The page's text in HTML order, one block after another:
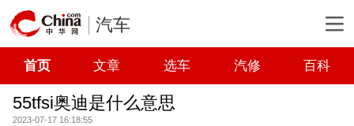
汽车
首页 文章 选车 汽修 百科
55tfsi奥迪是什么意思
2023-07-17 16:18:55